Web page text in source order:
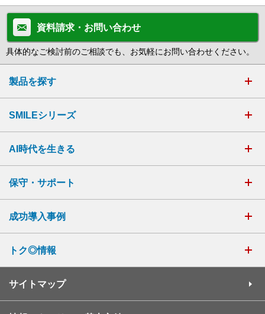
資料請求・お問い合わせ
具体的なご検討前のご相談でも、お気軽にお問い合わせください。
製品を探す
SMILEシリーズ
AI時代を生きる
保守・サポート
成功導入事例
トク◎情報
サイトマップ